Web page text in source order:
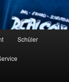
Schüler